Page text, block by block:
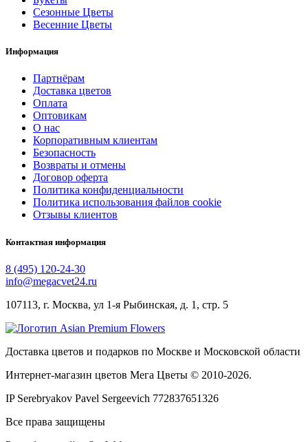
Сезонные Цветы
Весенние Цветы
Информация
Партнёрам
Доставка цветов
Оплата
Оптовикам
О нас
Корпоративным клиентам
Безопасность
Возвраты и отмены
Договор оферта
Политика конфиденциальности
Политика использования файлов cookie
Отзывы клиентов
Контактная информация
8 (495) 120-24-30
info@megacvet24.ru
107113, г. Москва, ул 1-я Рыбинская, д. 1, стр. 5
Доставка цветов и подарков по Москве и Московской области
Интернет-магазин цветов Мега Цветы © 2010-2026.
IP Serebryakov Pavel Sergeevich 772837651326
Все права защищены